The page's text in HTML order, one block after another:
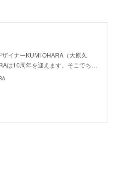
イナーKUMI OHARA（大原久
は10周年を迎えます。そこでち…